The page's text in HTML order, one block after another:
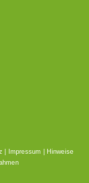
Impressum
Hinweise